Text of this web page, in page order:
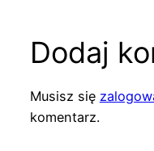
Dodaj
Musisz się
komentarz.